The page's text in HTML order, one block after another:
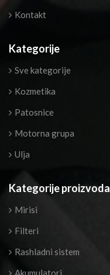
Kontakt
Kategorije
Sve kategorije
Kozmetika
Patosnice
Motorna grupa
Ulja
Kategorije proizvoda
Mirisi
Filteri
Rashladni sistem
Akumulatori